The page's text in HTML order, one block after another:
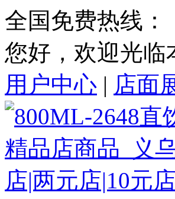
全国免费热线：
您好，欢迎光临
用户中心 | 店面